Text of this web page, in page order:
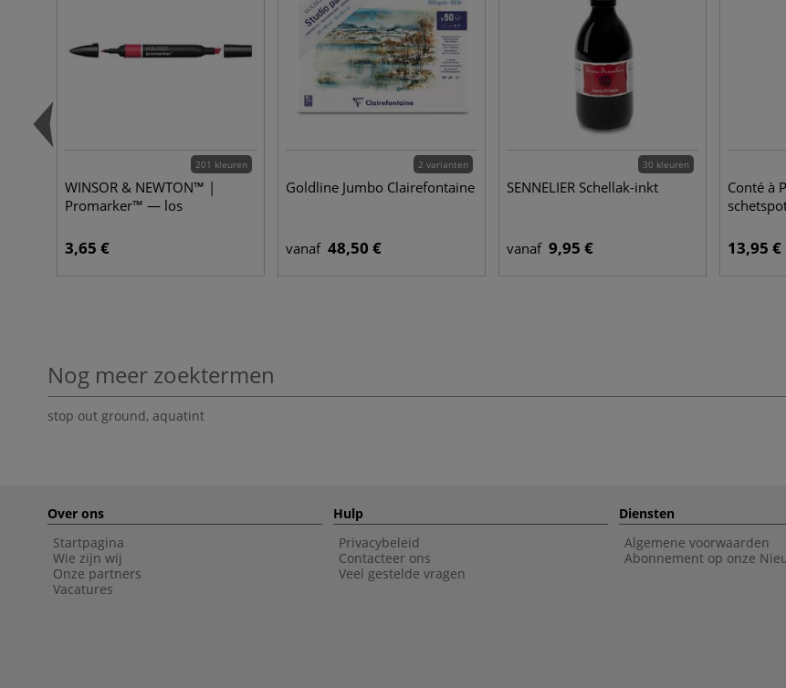
201 kleuren
WINSOR & NEWTON™ |
Promarker™ — los
3,65 €
2 varianten
Goldline Jumbo Clairefontaine
vanaf 48,50 €
30 kleuren
SENNELIER Schellak-inkt
vanaf 9,95 €
Conté à
13,95 €
Nog meer zoektermen
stop out ground, aquatint
Over ons
Startpagina
Wie zijn wij
Onze partners
Vacatures
Hulp
Privacybeleid
Contacteer ons
Veel gestelde vragen
Diensten
Algemene voorwaarden
Abonnement op onze